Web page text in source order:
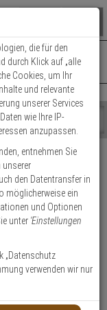
momentan leer.
Fertig
8:00 - 14:00 Uhr
der Bestellung
die für den
durch Klick auf „alle
Cookies, um Ihr
und relevante
unserer Services
wie Ihre IP-
anzupassen.
entnehmen Sie
unserer
den Datentransfer in
möglicherweise ein
und Optionen
unter 'Einstellungen
„Datenschutz
verwenden wir nur